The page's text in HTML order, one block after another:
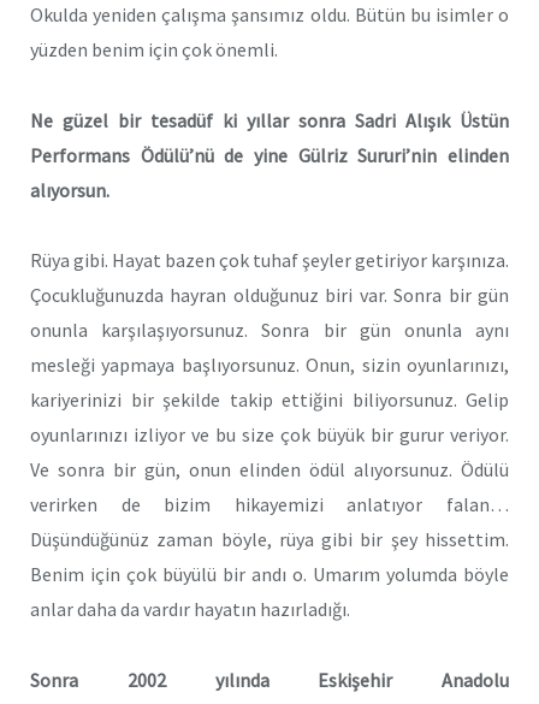
Okulda yeniden çalışma şansımız oldu. Bütün bu isimler o
yüzden benim için çok önemli.
Ne güzel bir tesadüf ki yıllar sonra Sadri Alışık Üstün
Performans Ödülü’nü de yine Gülriz Sururi’nin elinden
alıyorsun.
Rüya gibi. Hayat bazen çok tuhaf şeyler getiriyor karşınıza.
Çocukluğunuzda hayran olduğunuz biri var. Sonra bir gün
onunla karşılaşıyorsunuz. Sonra bir gün onunla aynı
mesleği yapmaya başlıyorsunuz. Onun, sizin oyunlarınızı,
kariyerinizi bir şekilde takip ettiğini biliyorsunuz. Gelip
oyunlarınızı izliyor ve bu size çok büyük bir gurur veriyor.
Ve sonra bir gün, onun elinden ödül alıyorsunuz. Ödülü
verirken de bizim hikayemizi anlatıyor falan…
Düşündüğünüz zaman böyle, rüya gibi bir şey hissettim.
Benim için çok büyülü bir andı o. Umarım yolumda böyle
anlar daha da vardır hayatın hazırladığı.
Sonra 2002 yılında
Eskişehir Anadolu